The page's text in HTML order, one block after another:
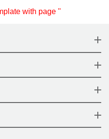
with page ''